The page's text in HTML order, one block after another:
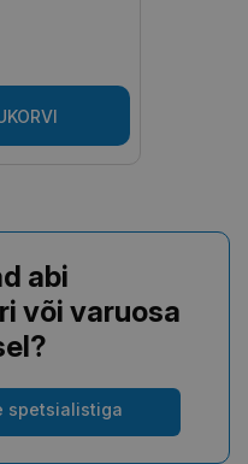
abi
või varuosa
spetsialistiga